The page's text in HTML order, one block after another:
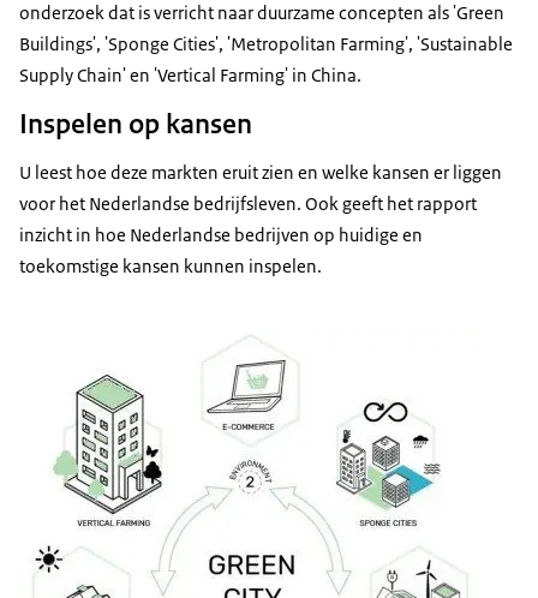
onderzoek dat is verricht naar duurzame concepten als 'Green
Buildings', 'Sponge Cities', 'Metropolitan Farming', 'Sustainable
Supply Chain' en 'Vertical Farming' in China.
Inspelen op kansen
U leest hoe deze markten eruit zien en welke kansen er liggen
voor het Nederlandse bedrijfsleven. Ook geeft het rapport
inzicht in hoe Nederlandse bedrijven op huidige en
toekomstige kansen kunnen inspelen.